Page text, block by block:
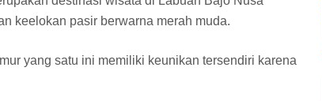
keelokan pasir berwarna merah muda.
yang satu ini memiliki keunikan tersendiri karena